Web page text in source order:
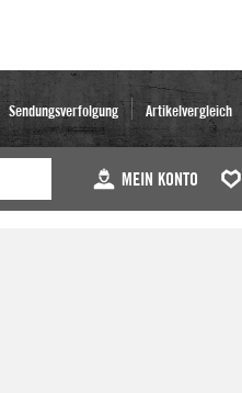
Sendungsverfolgung Artikelvergleich
MEIN KONTO